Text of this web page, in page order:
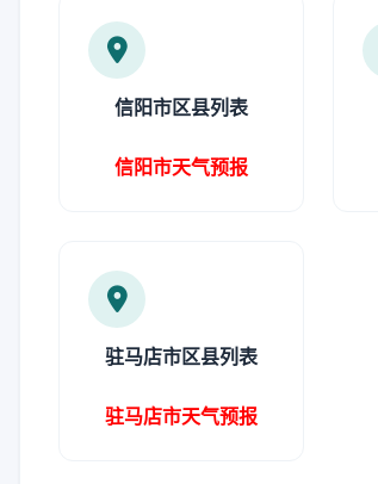
信阳市区县列表
信阳市天气预报
驻马店市区县列表
驻马店市天气预报